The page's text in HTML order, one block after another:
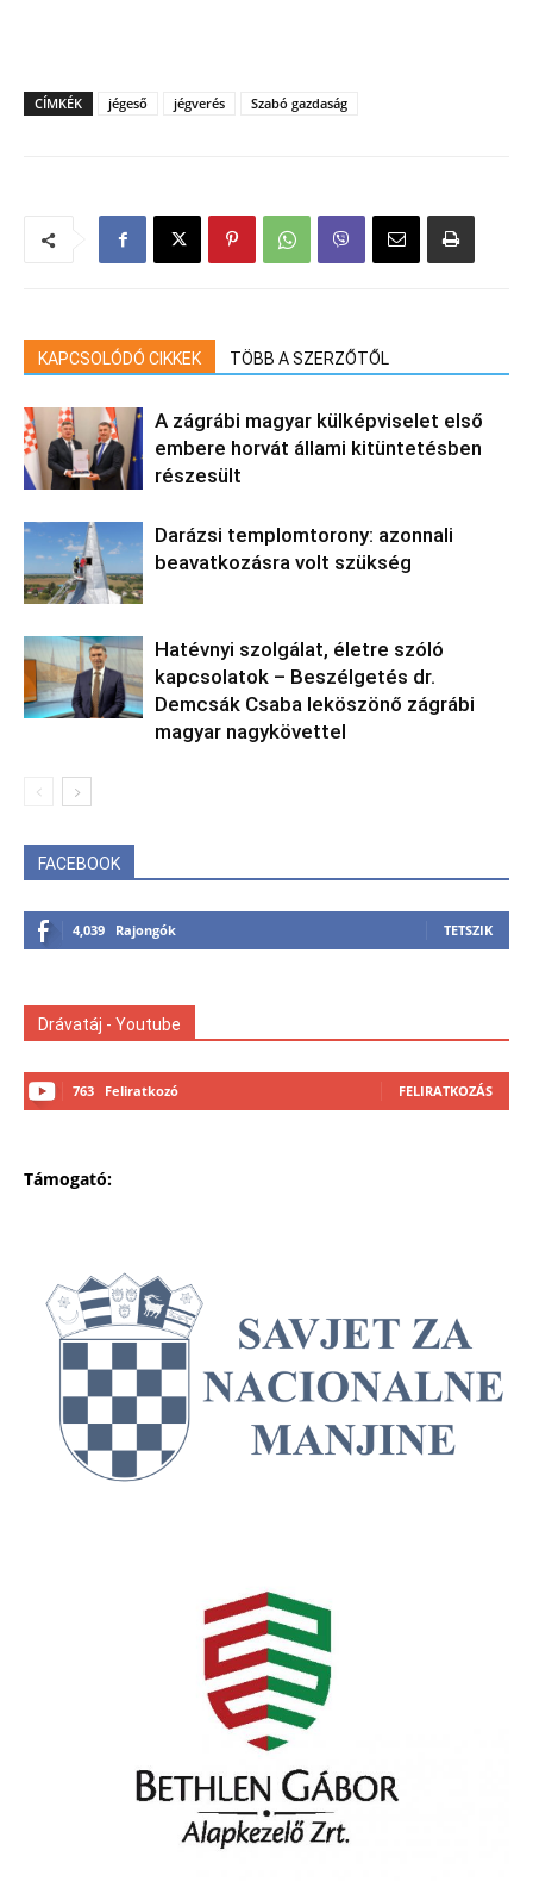
CÍMKÉK jégeső jégverés Szabó gazdaság
KAPCSOLÓDÓ CIKKEK TÖBB A SZERZŐTŐL
A zágrábi magyar külképviselet első
embere horvát állami kitüntetésben
részesült
Darázsi templomtorony: azonnali
beavatkozásra volt szükség
Hatévnyi szolgálat, életre szóló
kapcsolatok – Beszélgetés dr.
Demcsák Csaba leköszönő zágrábi
magyar nagykövettel
FACEBOOK
4,039 Rajongók TETSZIK
Drávatáj - Youtube
763 Feliratkozó FELIRATKOZÁS
Támogató: